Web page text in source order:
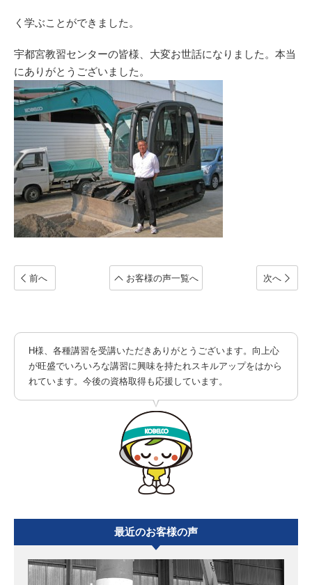
く学ぶことができました。
宇都宮教習センターの皆様、大変お世話になりました。本当
にありがとうございました。
前へ お客様の声一覧へ 次へ
H様、各種講習を受講いただきありがとうございます。向上心
が旺盛でいろいろな講習に興味を持たれスキルアップをはから
れています。今後の資格取得も応援しています。
最近のお客様の声